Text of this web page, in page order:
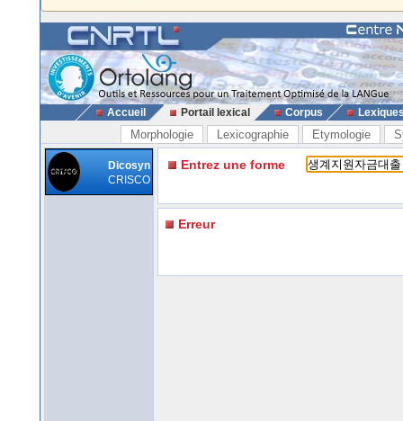
Accueil Portail lexical Corpus
Morphologie Lexicographie Etymologie
Dicosyn
CRISCO
Entrez une forme
Erreur